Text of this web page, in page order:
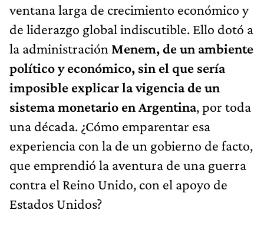
ventana larga de crecimiento económico y
de liderazgo global indiscutible. Ello dotó a
la administración Menem, de un ambiente
político y económico, sin el que sería
imposible explicar la vigencia de un
sistema monetario en Argentina, por toda
una década. ¿Cómo emparentar esa
experiencia con la de un gobierno de facto,
que emprendió la aventura de una guerra
contra el Reino Unido, con el apoyo de
Estados Unidos?